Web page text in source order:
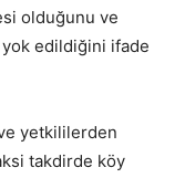
olduğunu ve
edildiğini ifade
yetkililerden
takdirde köy